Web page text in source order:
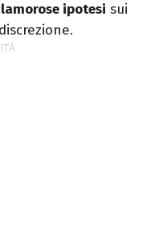
ipotesi sui